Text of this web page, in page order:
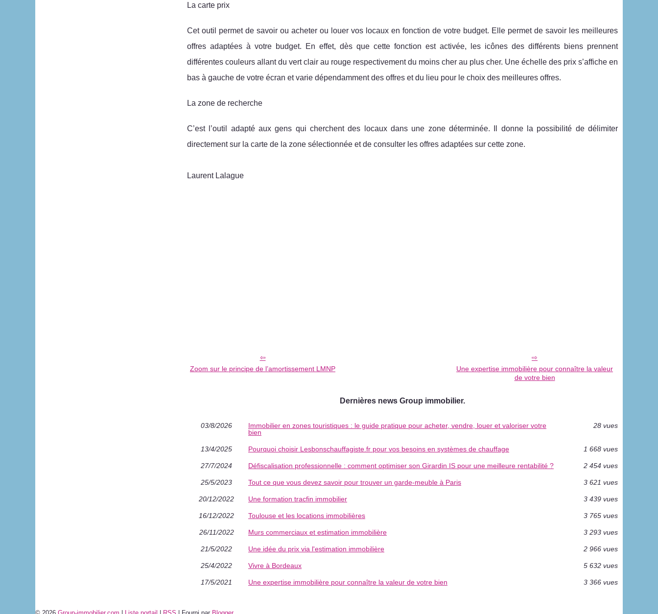
La carte prix
Cet outil permet de savoir ou acheter ou louer vos locaux en fonction de votre budget. Elle permet de savoir les meilleures
offres adaptées à votre budget. En effet, dès que cette fonction est activée, les icônes des différents biens prennent
différentes couleurs allant du vert clair au rouge respectivement du moins cher au plus cher. Une échelle des prix s’affiche en
bas à gauche de votre écran et varie dépendamment des offres et du lieu pour le choix des meilleures offres.
La zone de recherche
C’est l’outil adapté aux gens qui cherchent des locaux dans une zone déterminée. Il donne la possibilité de délimiter
directement sur la carte de la zone sélectionnée et de consulter les offres adaptées sur cette zone.
Laurent Lalague
Zoom sur le principe de l’amortissement LMNP
Une expertise immobilière pour connaître la valeur
de votre bien
Dernières news Group immobilier.
03/8/2026
Immobilier en zones touristiques : le guide pratique pour acheter, vendre, louer et valoriser votre
bien
28 vues
13/4/2025 Pourquoi choisir Lesbonschauffagiste.fr pour vos besoins en systèmes de chauffage 1 668 vues
27/7/2024 Défiscalisation professionnelle : comment optimiser son Girardin IS pour une meilleure rentabilité ? 2 454 vues
25/5/2023 Tout ce que vous devez savoir pour trouver un garde-meuble à Paris 3 621 vues
20/12/2022 Une formation tracfin immobilier 3 439 vues
16/12/2022 Toulouse et les locations immobilières 3 765 vues
26/11/2022 Murs commerciaux et estimation immobilière 3 293 vues
21/5/2022 Une idée du prix via l'estimation immobilière 2 966 vues
25/4/2022 Vivre à Bordeaux 5 632 vues
17/5/2021 Une expertise immobilière pour connaître la valeur de votre bien 3 366 vues